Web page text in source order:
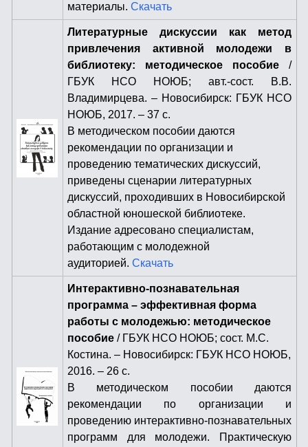
материалы. Скачать
Литературные дискуссии как метод
привлечения активной молодежи в
библиотеку: методическое пособие /
ГБУК НСО НОЮБ; авт.-сост. В.В.
Владимирцева. – Новосибирск: ГБУК НСО
НОЮБ, 2017. – 37 с.
В методическом пособии даются
рекомендации по организации и
проведению тематических дискуссий,
приведены сценарии литературных
дискуссий, проходивших в Новосибирской
областной юношеской библиотеке.
Издание адресовано специалистам,
работающим с молодежной
аудиторией. Скачать
Интерактивно-познавательная
программа – эффективная форма
работы с молодежью: методическое
пособие / ГБУК НСО НОЮБ; сост. М.С.
Костина. – Новосибирск: ГБУК НСО НОЮБ,
2016. – 26 с.
В методическом пособии даются
рекомендации по организации и
проведению интерактивно-познавательных
программ для молодежи. Практическую